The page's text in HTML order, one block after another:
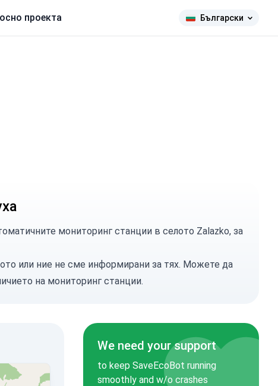
проекта Български
мониторинг станции в селото Zalazko, за
или ние не сме информирани за тях. Можете да
на мониторинг станции.
We need your support
to keep SaveEcoBot running
smoothly and w/o crashes